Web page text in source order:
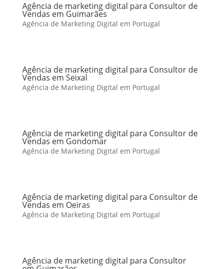
Agência de marketing digital para Consultor de
Vendas em Guimarães
Agência de Marketing Digital em Portugal
Agência de marketing digital para Consultor de
Vendas em Seixal
Agência de Marketing Digital em Portugal
Agência de marketing digital para Consultor de
Vendas em Gondomar
Agência de Marketing Digital em Portugal
Agência de marketing digital para Consultor de
Vendas em Oeiras
Agência de Marketing Digital em Portugal
Agência de marketing digital para Consultor